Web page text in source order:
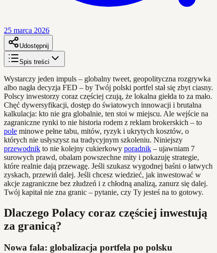
25 marca 2026
Udostępnij
Spis treści
Wystarczy jeden impuls – globalny tweet, geopolityczna rozgrywka
albo nagła decyzja FED – by Twój polski portfel stał się zbyt ciasny.
Polscy inwestorzy coraz częściej czują, że lokalna giełda to za mało.
Chęć dywersyfikacji, dostęp do światowych innowacji i brutalna
kalkulacja: kto nie gra globalnie, ten stoi w miejscu. Ale wejście na
zagraniczne rynki to nie historia rodem z reklam brokerskich – to
pole minowe pełne tabu, mitów, ryzyk i ukrytych kosztów, o
których nie usłyszysz na tradycyjnym szkoleniu. Niniejszy
przewodnik to nie kolejny cukierkowy poradnik – ujawniam 7
surowych prawd, obalam powszechne mity i pokazuję strategie,
które realnie dają przewagę. Jeśli szukasz wygodnej baśni o łatwych
zyskach, przewiń dalej. Jeśli chcesz wiedzieć, jak inwestować w
akcje zagraniczne bez złudzeń i z chłodną analizą, zanurz się dalej.
Twój kapitał nie zna granic – pytanie, czy Ty jesteś na to gotowy.
Dlaczego Polacy coraz częściej inwestują
za granicą?
Nowa fala: globalizacja portfela po polsku